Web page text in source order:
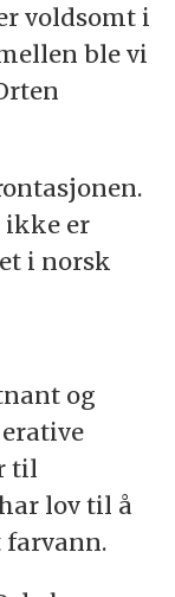
voldsomt i
ble vi
ikke er
i norsk
og
til
lov til å
farvann.